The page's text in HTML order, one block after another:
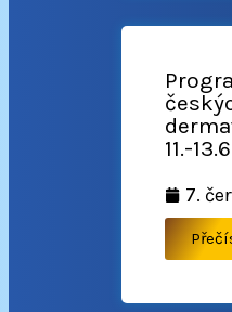
11.-
7.